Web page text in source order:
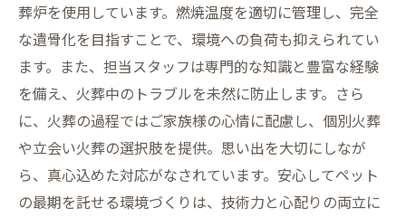
葬炉を使用しています。燃焼温度を適切に管理し、完全
な遺骨化を目指すことで、環境への負荷も抑えられてい
ます。また、担当スタッフは専門的な知識と豊富な経験
を備え、火葬中のトラブルを未然に防止します。さら
に、火葬の過程ではご家族様の心情に配慮し、個別火葬
や立会い火葬の選択肢を提供。思い出を大切にしなが
ら、真心込めた対応がなされています。安心してペット
の最期を託せる環境づくりは、技術力と心配りの両立に